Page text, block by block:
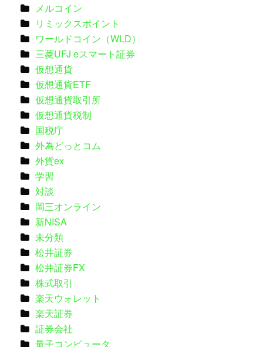
メルコイン
リミックスポイント
ワールドコイン（WLD）
三菱UFJ eスマート証券
仮想通貨
仮想通貨ETF
仮想通貨取引所
仮想通貨税制
国税庁
外為どっとコム
外貨ex
学習
対談
岡三オンライン
新NISA
未分類
松井証券
松井証券FX
株式取引
楽天ウォレット
楽天証券
証券会社
量子コンピュータ